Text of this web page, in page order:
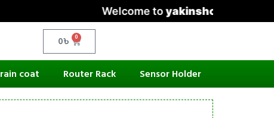
Welcome toyakinshop.com
0৳ 0
rain coat Router Rack Sensor Holder